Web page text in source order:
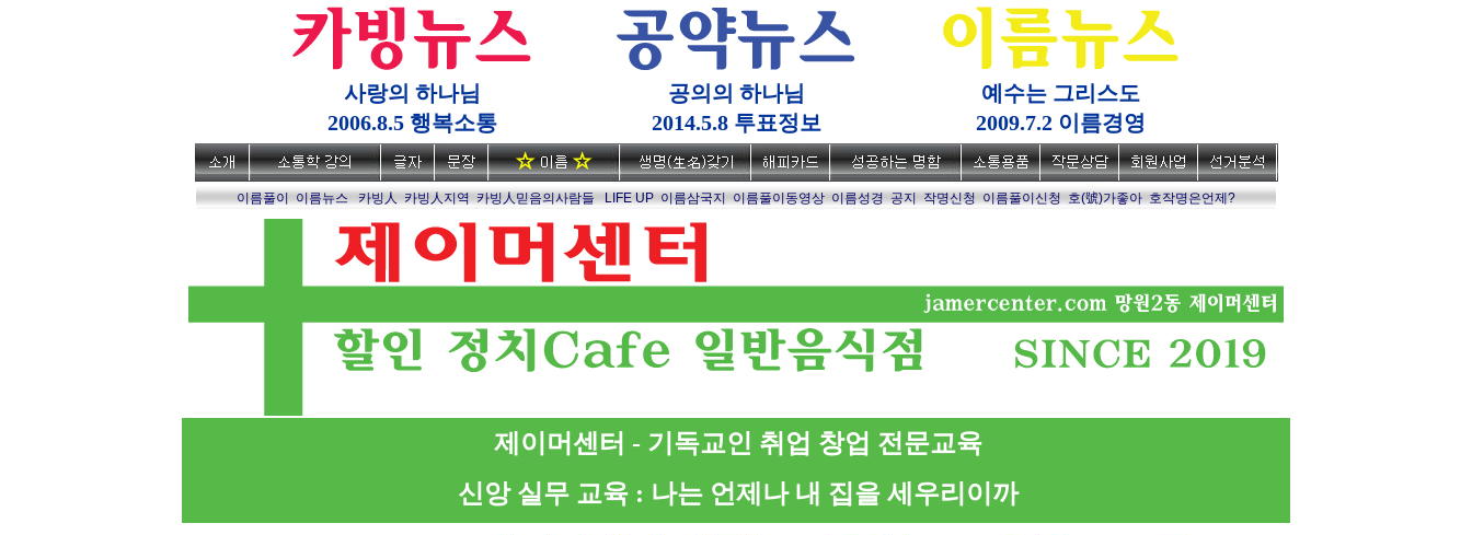
사랑의 하나님
2006.8.5 행복소통
공의의 하나님
2014.5.8 투표정보
예수는 그리스도
2009.7.2 이름경영
이름풀이 이름뉴스 카빙人 카빙人지역 카빙人믿음의사람들 LIFE UP 이름삼국지 이름풀이동영상 이름성경 공지 작명신청 이름풀이신청 호(號)가좋아 호작명은언제?
제이머센터 - 기독교인 취업 창업 전문교육
신앙 실무 교육 : 나는 언제나 내 집을 세우리이까